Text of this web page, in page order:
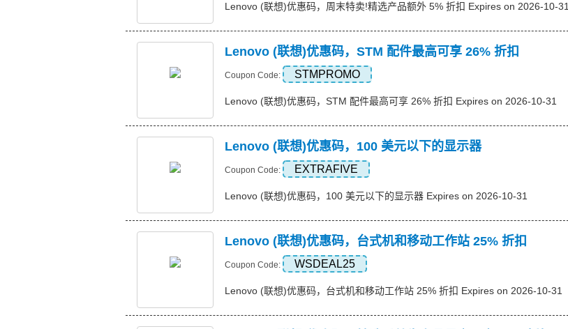
Lenovo (联想)优惠码，周末特卖!精选产品额外 5% 折扣 Expires on 2026-10-31
Lenovo (联想)优惠码，STM 配件最高可享 26% 折扣
Coupon Code: STMPROMO
Lenovo (联想)优惠码，STM 配件最高可享 26% 折扣 Expires on 2026-10-31
Lenovo (联想)优惠码，100 美元以下的显示器
Coupon Code: EXTRAFIVE
Lenovo (联想)优惠码，100 美元以下的显示器 Expires on 2026-10-31
Lenovo (联想)优惠码，台式机和移动工作站 25% 折扣
Coupon Code: WSDEAL25
Lenovo (联想)优惠码，台式机和移动工作站 25% 折扣 Expires on 2026-10-31